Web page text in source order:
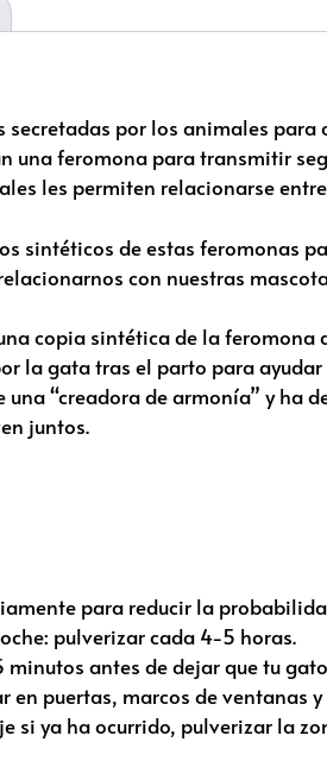
secretadas por los animales
una feromona para transmitir
les permiten relacionarse
sintéticos de estas feromonas
con nuestras
copia sintética de la feromona
la gata tras el parto para
una “creadora de armonía” y
juntos.
para reducir la
pulverizar cada 4-5 horas.
minutos antes de dejar que tu
en puertas, marcos de ventanas
si ya ha ocurrido, pulverizar la